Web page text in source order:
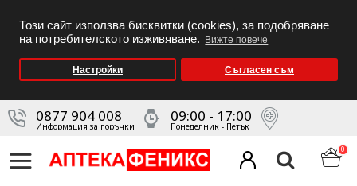
Този сайт използва бисквитки (cookies), за подобряване
на потребителското изживяване.
Вижте повече
Настройки Съгласен съм
0877 904 008
Информация за поръчки
09:00 - 17:00
Понеделник - Петък
0